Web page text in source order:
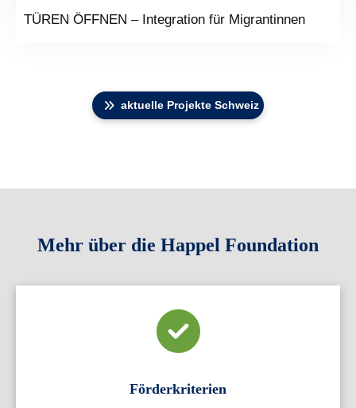
TÜREN ÖFFNEN – Integration für Migrantinnen
aktuelle Projekte Schweiz
Mehr über die Happel Foundation
Förderkriterien